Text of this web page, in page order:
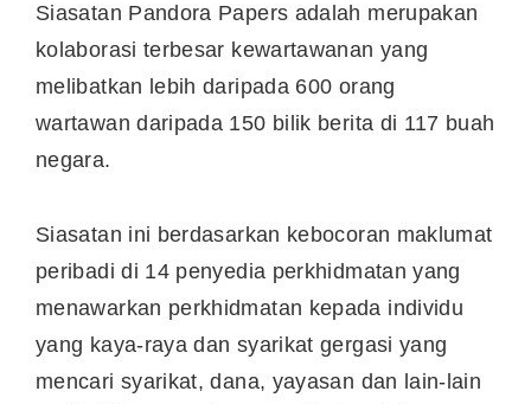
Siasatan Pandora Papers adalah merupakan
kolaborasi terbesar kewartawanan yang
melibatkan lebih daripada 600 orang
wartawan daripada 150 bilik berita di 117 buah
negara.
Siasatan ini berdasarkan kebocoran maklumat
peribadi di 14 penyedia perkhidmatan yang
menawarkan perkhidmatan kepada individu
yang kaya-raya dan syarikat gergasi yang
mencari syarikat, dana, yayasan dan lain-lain